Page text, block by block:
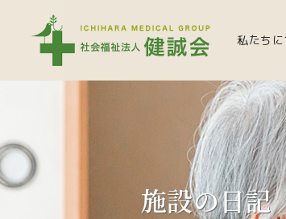
私たち
施設の日記